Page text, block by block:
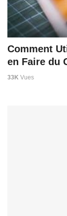
Comment
en Faire du
33K Vues